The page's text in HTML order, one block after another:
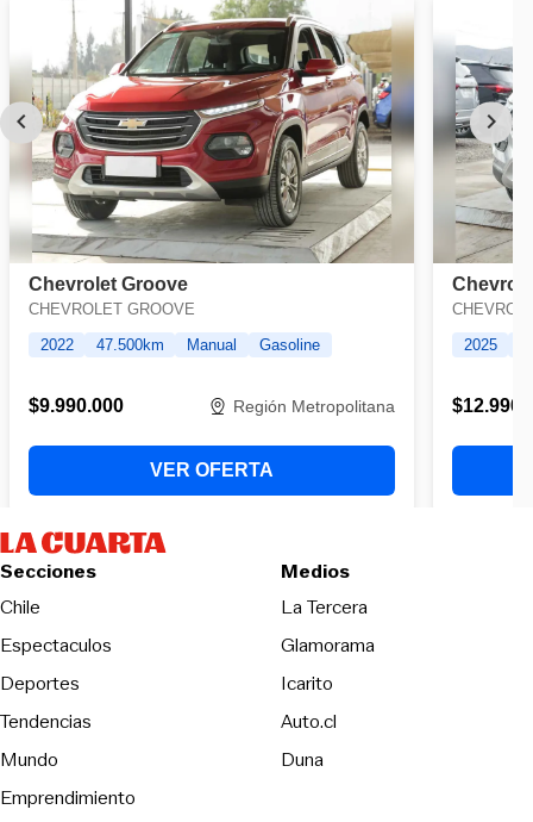
Secciones
Chile
Espectaculos
Deportes
Tendencias
Mundo
Emprendimiento
Medios
La TerceraOpens in new
Glamorama
Icarito
Auto.cl
DunaOpens in new window